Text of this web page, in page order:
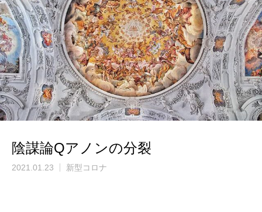
陰謀論Qアノンの分裂
2021.01.23 新型コロナ